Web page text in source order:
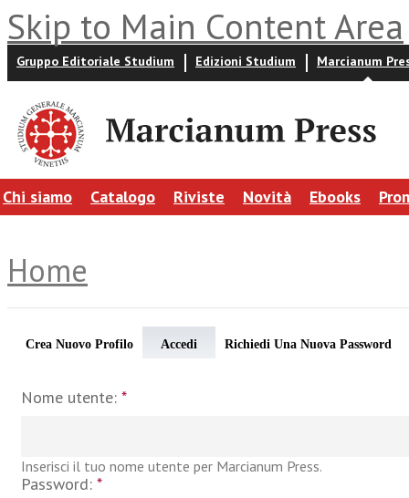
Skip to Main Content Area
Gruppo Editoriale Studium Edizioni Studium Marcianum
Chi siamo Catalogo Riviste Novità Ebooks
Home
Crea Nuovo Profilo Accedi Richiedi Una Nuova Password
Nome utente: *
Inserisci il tuo nome utente per Marcianum Press.
Password: *